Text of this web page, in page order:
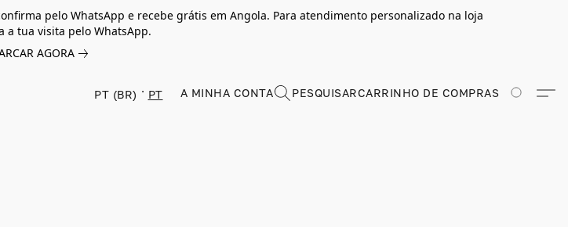
pelo WhatsApp e recebe grátis em Angola. Para atendimento personalizado na loja
a tua visita pelo WhatsApp.
AGORA
PT (BR) PT A MINHA CONTA PESQUISARCARRINHO DE COMPRAS